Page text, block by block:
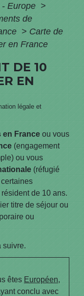
Europe >
de
> Carte de
en France
DE 10
EN
légale et
en France ou vous
(engagement
ou vous
(réfugié
de 10 ans.
titre de séjour ou
ou
suivre.
êtes Européen,
conclu avec